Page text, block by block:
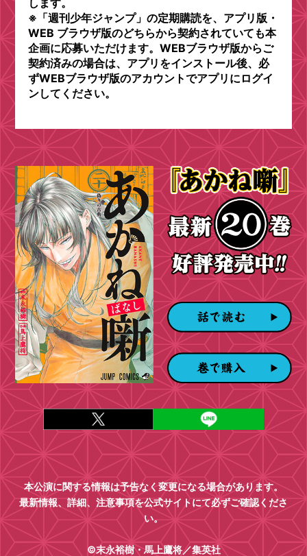
※「週刊少年ジャンプ」の定期購読を、アプリ版・
WEB ブラウザ版のどちらから契約されていても本
企画に応募いただけます。WEBブラウザ版からご
契約済みの場合は、アプリをインストール後、必
ずWEBブラウザ版のアカウントでアプリにログイ
ンしてください。
本公演に関する情報は予告なく変更になる場合があります。
最新情報、詳細、注意事項を公式サイトにて必ずご確認くださ
い。
©末永裕樹・馬上鷹将／集英社